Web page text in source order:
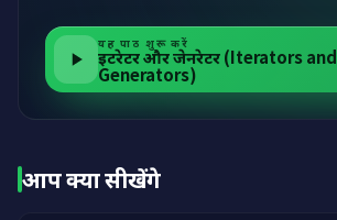
यह पाठ शुरू करें
इटरेटर और जेनरेटर (Iterators and
Generators)
आप क्या सीखेंगे